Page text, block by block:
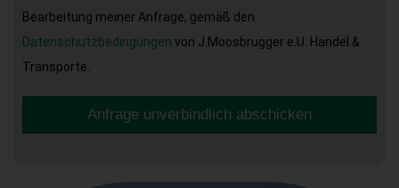
Bearbeitung meiner Anfrage, gemäß den
Datenschutzbedingungen von J.Moosbrugger e.U. Handel &
Transporte.
Anfrage unverbindlich abschicken